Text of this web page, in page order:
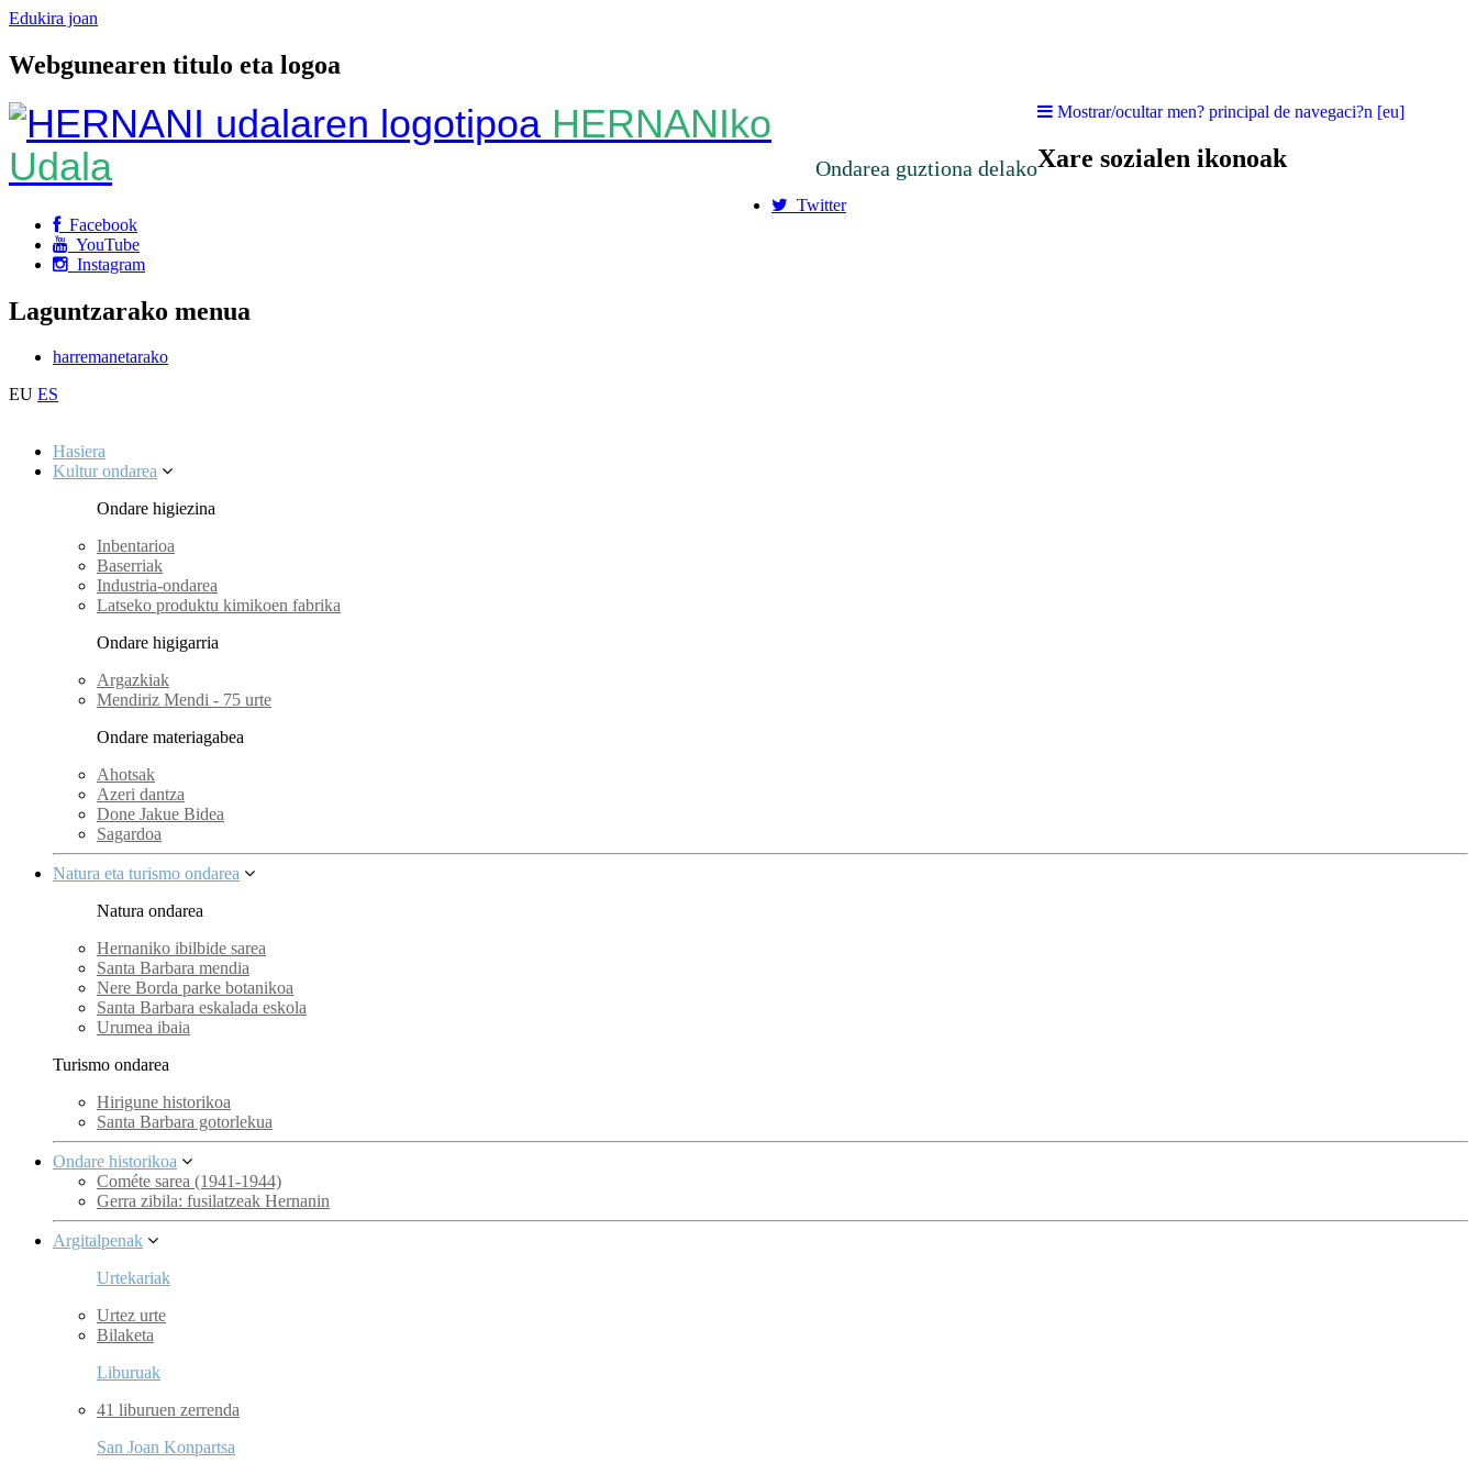
Edukira joan
Webgunearen titulo eta logoa
HERNANIko
Udala
Ondarea guztiona delako
Mostrar/ocultar men? principal de navegaci?n [eu]
Xare sozialen ikonoak
Twitter
Facebook
YouTube
Instagram
Laguntzarako menua
harremanetarako
EU ES
Hasiera
Kultur ondarea
Ondare higiezina
Inbentarioa
Baserriak
Industria-ondarea
Latseko produktu kimikoen fabrika
Ondare higigarria
Argazkiak
Mendiriz Mendi - 75 urte
Ondare materiagabea
Ahotsak
Azeri dantza
Done Jakue Bidea
Sagardoa
Natura eta turismo ondarea
Natura ondarea
Hernaniko ibilbide sarea
Santa Barbara mendia
Nere Borda parke botanikoa
Santa Barbara eskalada eskola
Urumea ibaia
Turismo ondarea
Hirigune historikoa
Santa Barbara gotorlekua
Ondare historikoa
Cométe sarea (1941-1944)
Gerra zibila: fusilatzeak Hernanin
Argitalpenak
Urtekariak
Urtez urte
Bilaketa
Liburuak
41 liburuen zerrenda
San Joan Konpartsa